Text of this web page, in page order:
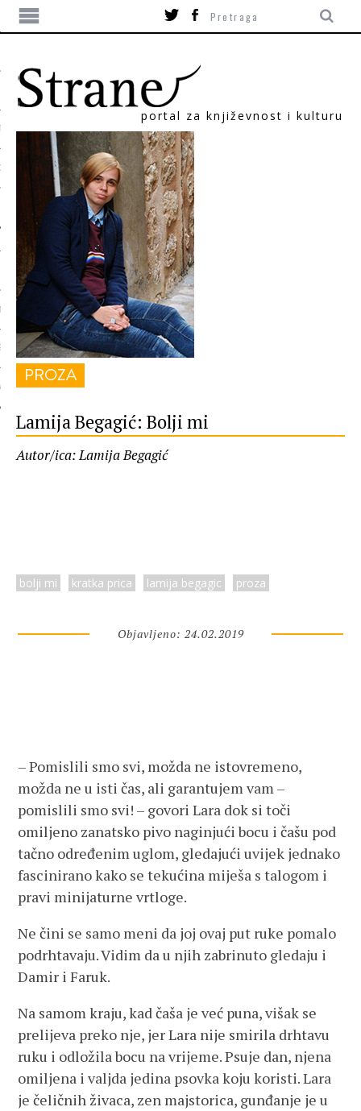
portal za književnost i kulturu
PROZA
Lamija Begagić: Bolji mi
Autor/ica: Lamija Begagić
bolji mi kratka prica lamija begagic proza
Objavljeno: 24.02.2019
– Pomislili smo svi, možda ne istovremeno,
možda ne u isti čas, ali garantujem vam –
pomislili smo svi! – govori Lara dok si toči
omiljeno zanatsko pivo naginjući bocu i čašu pod
tačno određenim uglom, gledajući uvijek jednako
fascinirano kako se tekućina miješa s talogom i
pravi minijaturne vrtloge.
Ne čini se samo meni da joj ovaj put ruke pomalo
podrhtavaju. Vidim da u njih zabrinuto gledaju i
Damir i Faruk.
Na samom kraju, kad čaša je već puna, višak se
prelijeva preko nje, jer Lara nije smirila drhtavu
ruku i odložila bocu na vrijeme. Psuje dan, njena
omiljena i valjda jedina psovka koju koristi. Lara
je čeličnih živaca, zen majstorica, gunđanje je u